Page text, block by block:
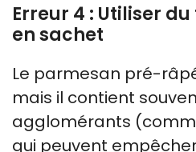
Erreur 4 : Utiliser
en sachet
Le parmesan pré-
mais il contient
agglomérants
qui peuvent